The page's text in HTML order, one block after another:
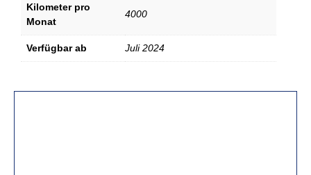
Kilometer pro
Monat
4000
Verfügbar ab Juli 2024